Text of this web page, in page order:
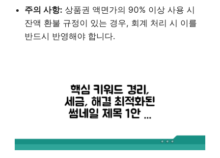
주의 사항: 상품권 액면가의 90% 이상 사용 시
잔액 환불 규정이 있는 경우, 회계 처리 시 이를
반드시 반영해야 합니다.